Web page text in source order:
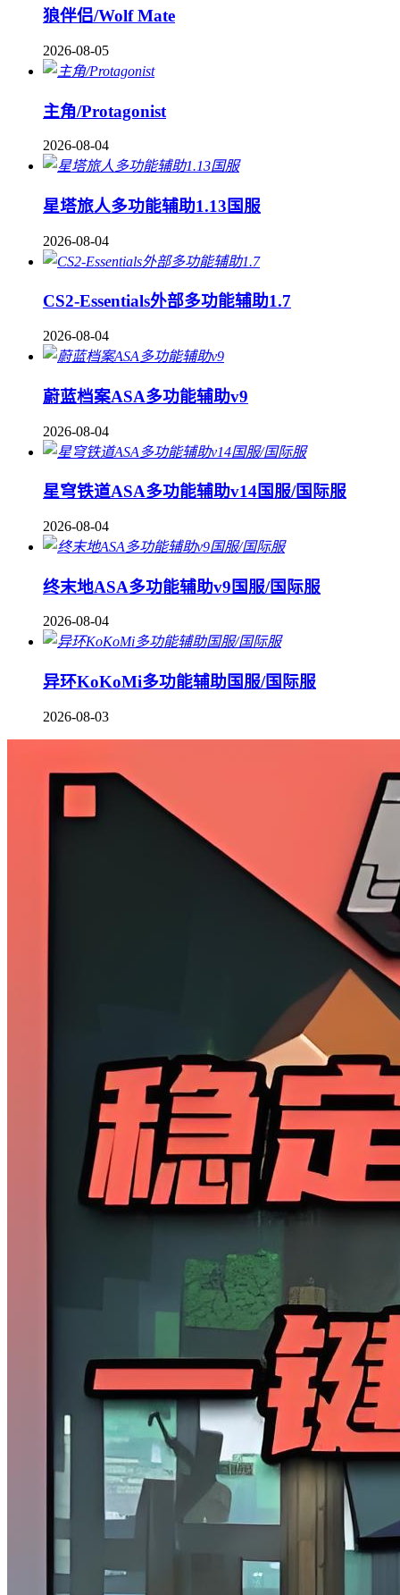
狼伴侣/Wolf Mate
2026-08-05
主角/Protagonist
2026-08-04
星塔旅人多功能辅助1.13国服
2026-08-04
CS2-Essentials外部多功能辅助1.7
2026-08-04
蔚蓝档案ASA多功能辅助v9
2026-08-04
星穹铁道ASA多功能辅助v14国服/国际服
2026-08-04
终末地ASA多功能辅助v9国服/国际服
2026-08-04
异环KoKoMi多功能辅助国服/国际服
2026-08-03